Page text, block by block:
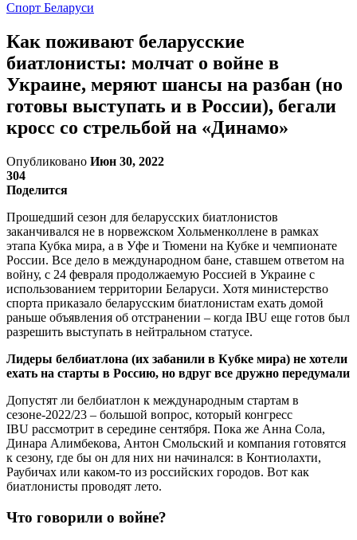
Спорт Беларуси
Как поживают беларусские
биатлонисты: молчат о войне в
Украине, меряют шансы на разбан (но
готовы выступать и в России), бегали
кросс со стрельбой на «Динамо»
Опубликовано Июн 30, 2022
304
Поделится
Прошедший сезон для беларусских биатлонистов
заканчивался не в норвежском Хольменколлене в рамках
этапа Кубка мира, а в Уфе и Тюмени на Кубке и чемпионате
России. Все дело в международном бане, ставшем ответом на
войну, с 24 февраля продолжаемую Россией в Украине с
использованием территории Беларуси. Хотя министерство
спорта приказало беларусским биатлонистам ехать домой
раньше объявления об отстранении – когда IBU еще готов был
разрешить выступать в нейтральном статусе.
Лидеры белбиатлона (их забанили в Кубке мира) не хотели
ехать на старты в Россию, но вдруг все дружно передумали
Допустят ли белбиатлон к международным стартам в
сезоне-2022/23 – большой вопрос, который конгресс
IBU рассмотрит в середине сентября. Пока же Анна Сола,
Динара Алимбекова, Антон Смольский и компания готовятся
к сезону, где бы он для них ни начинался: в Контиолахти,
Раубичах или каком-то из российских городов. Вот как
биатлонисты проводят лето.
Что говорили о войне?